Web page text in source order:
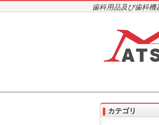
歯科用品及び歯科機
カテゴリ